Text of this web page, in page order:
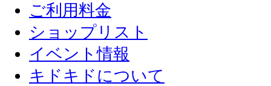
ご利用料金
ショップリスト
イベント情報
キドキドについて